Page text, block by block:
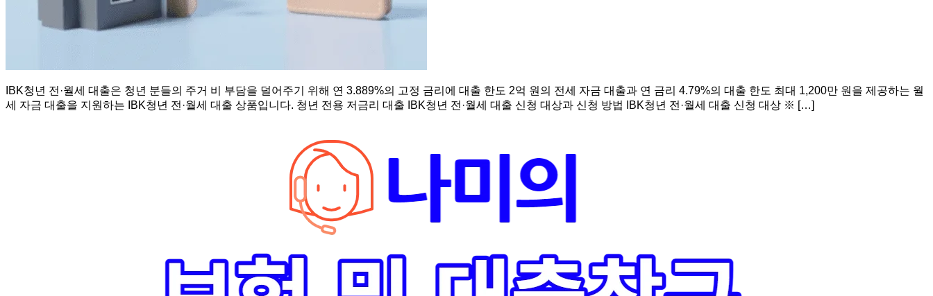
IBK청년 전·월세 대출은 청년 분들의 주거 비 부담을 덜어주기 위해 연 3.889%의 고정 금리에 대출 한도 2억 원의 전세 자금 대출과 연 금리 4.79%의 대출 한도 최대 1,200만 원을 제공하는 월
세 자금 대출을 지원하는 IBK청년 전·월세 대출 상품입니다. 청년 전용 저금리 대출 IBK청년 전·월세 대출 신청 대상과 신청 방법 IBK청년 전·월세 대출 신청 대상 ※ […]